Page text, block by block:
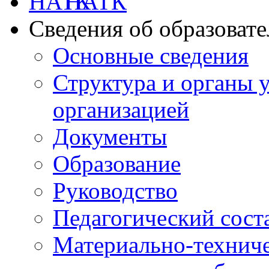
Сведения об
Основные сведения
Структура и органы
организацией
Документы
Образование
Руководство
Педагогический
Материально-